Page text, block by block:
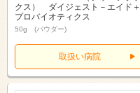
クス） ダイジェスト－エイド＋
プロバイオティクス
50g (パウダー)
取扱い病院